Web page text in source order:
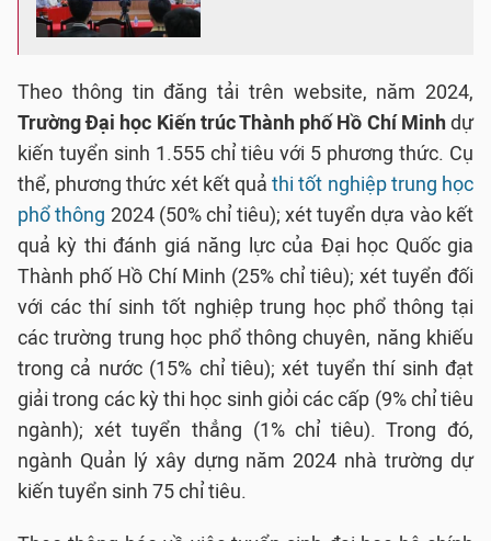
Theo thông tin đăng tải trên website, năm 2024,
Trường Đại học Kiến trúc Thành phố Hồ Chí Minhdự
kiến tuyển sinh 1.555 chỉ tiêu với 5 phương thức. Cụ
thể, phương thức xét kết quảthi tốt nghiệp trung học
phổ thông 2024 (50% chỉ tiêu); xét tuyển dựa vào kết
quả kỳ thi đánh giá năng lực của Đại học Quốc gia
Thành phố Hồ Chí Minh (25% chỉ tiêu); xét tuyển đối
với các thí sinh tốt nghiệp trung học phổ thông tại
các trường trung học phổ thông chuyên, năng khiếu
trong cả nước (15% chỉ tiêu); xét tuyển thí sinh đạt
giải trong các kỳ thi học sinh giỏi các cấp (9% chỉ tiêu
ngành); xét tuyển thẳng (1% chỉ tiêu). Trong đó,
ngành Quản lý xây dựng năm 2024 nhà trường dự
kiến tuyển sinh 75 chỉ tiêu.